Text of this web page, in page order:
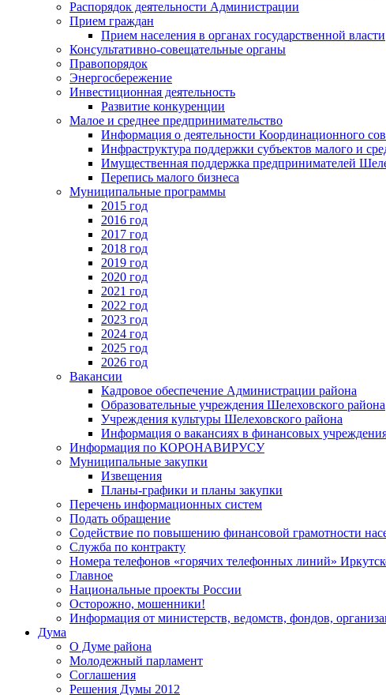
Распорядок деятельности Администрации
Прием граждан
Прием населения в органах государственной власти
Консультативно-совещательные органы
Правопорядок
Энергосбережение
Инвестиционная деятельность
Развитие конкуренции
Малое и среднее предпринимательство
Информация о деятельности Координационного
Инфраструктура поддержки субъектов малого и
Имущественная поддержка предпринимателей
Перепись малого бизнеса
Муниципальные программы
2015 год
2016 год
2017 год
2018 год
2019 год
2020 год
2021 год
2022 год
2023 год
2024 год
2025 год
2026 год
Вакансии
Кадровое обеспечение Администрации района
Образовательные учреждения Шелеховского района
Учреждения культуры Шелеховского района
Информация о вакансиях в финансовых
Информация по КОРОНАВИРУСУ
Муниципальные закупки
Извещения
Планы-графики и планы закупки
Перечень информационных систем
Подать обращение
Содействие по повышению финансовой грамотности
Служба по контракту
Номера телефонов «горячих телефонных линий»
Главное
Национальные проекты России
Осторожно, мошенники!
Информация от министерств, ведомств, фондов,
Дума
О Думе района
Молодежный парламент
Соглашения
Решения Думы 2012